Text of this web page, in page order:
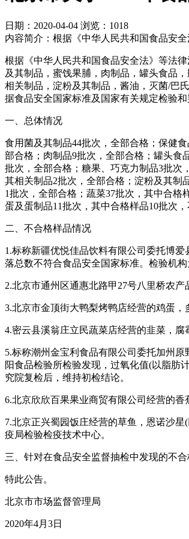
日期：2020-04-04 浏览：1018
内容简介：根据《中华人民共和国食品安
根据《中华人民共和国食品安全法》等法
及其制品，蜜饯果脯，肉制品，罐头食品
相关制品，淀粉及其制品，酱油，灭菌/巴
据食品安全国家标准及国家有关规定检验
一、总体情况
食用菌及其制品44批次，全部合格；保健
部合格；肉制品9批次，全部合格；罐头食
批次，全部合格；糖果、巧克力制品3批次
其相关制品2批次，全部合格；淀粉及其制
1批次，全部合格；蔬菜37批次，其中合格
蛋及蛋制品11批次，其中合格样品10批次
二、不合格样品情况
1.标称新疆优悦佳品饮料有限公司委托博
落总数不符合食品安全国家标准。检验机
2.北京市通州区通惠北路甲27号八里桥农
3.北京市金顶街大鸭梨烤鸭店经营的鸡蛋
4.密云县溪翁庄立民蔬菜店经营的韭菜，
5.标称潮州金宝利食品有限公司委托加州
阳食品检验所检验发现，过氧化值(以脂肪
究院复检后，维持初检结论。
6.北京欣欣百果果业商贸有限公司经营的
7.北京正兴蜀园饭庄经营的草鱼，恩诺沙
疫局检验检疫技术中心。
三、针对在食品安全监督抽检中发现的不
特此公告。
北京市市场监督管理局
2020年4月3日